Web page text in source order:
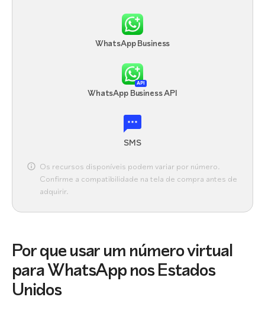
WhatsApp Business
API
WhatsApp Business API
SMS
Os recursos disponíveis podem variar por número.
Confirme a compatibilidade na tela de compra antes de
adquirir.
Por que usar um número virtual
para WhatsApp nos Estados
Unidos